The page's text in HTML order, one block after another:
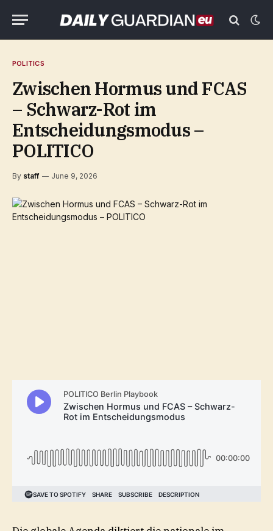
POLITICS
Zwischen Hormus und FCAS
– Schwarz-Rot im
Entscheidungsmodus –
POLITICO
By staff June 9, 2026